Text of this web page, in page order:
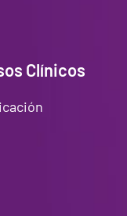
Clínicos